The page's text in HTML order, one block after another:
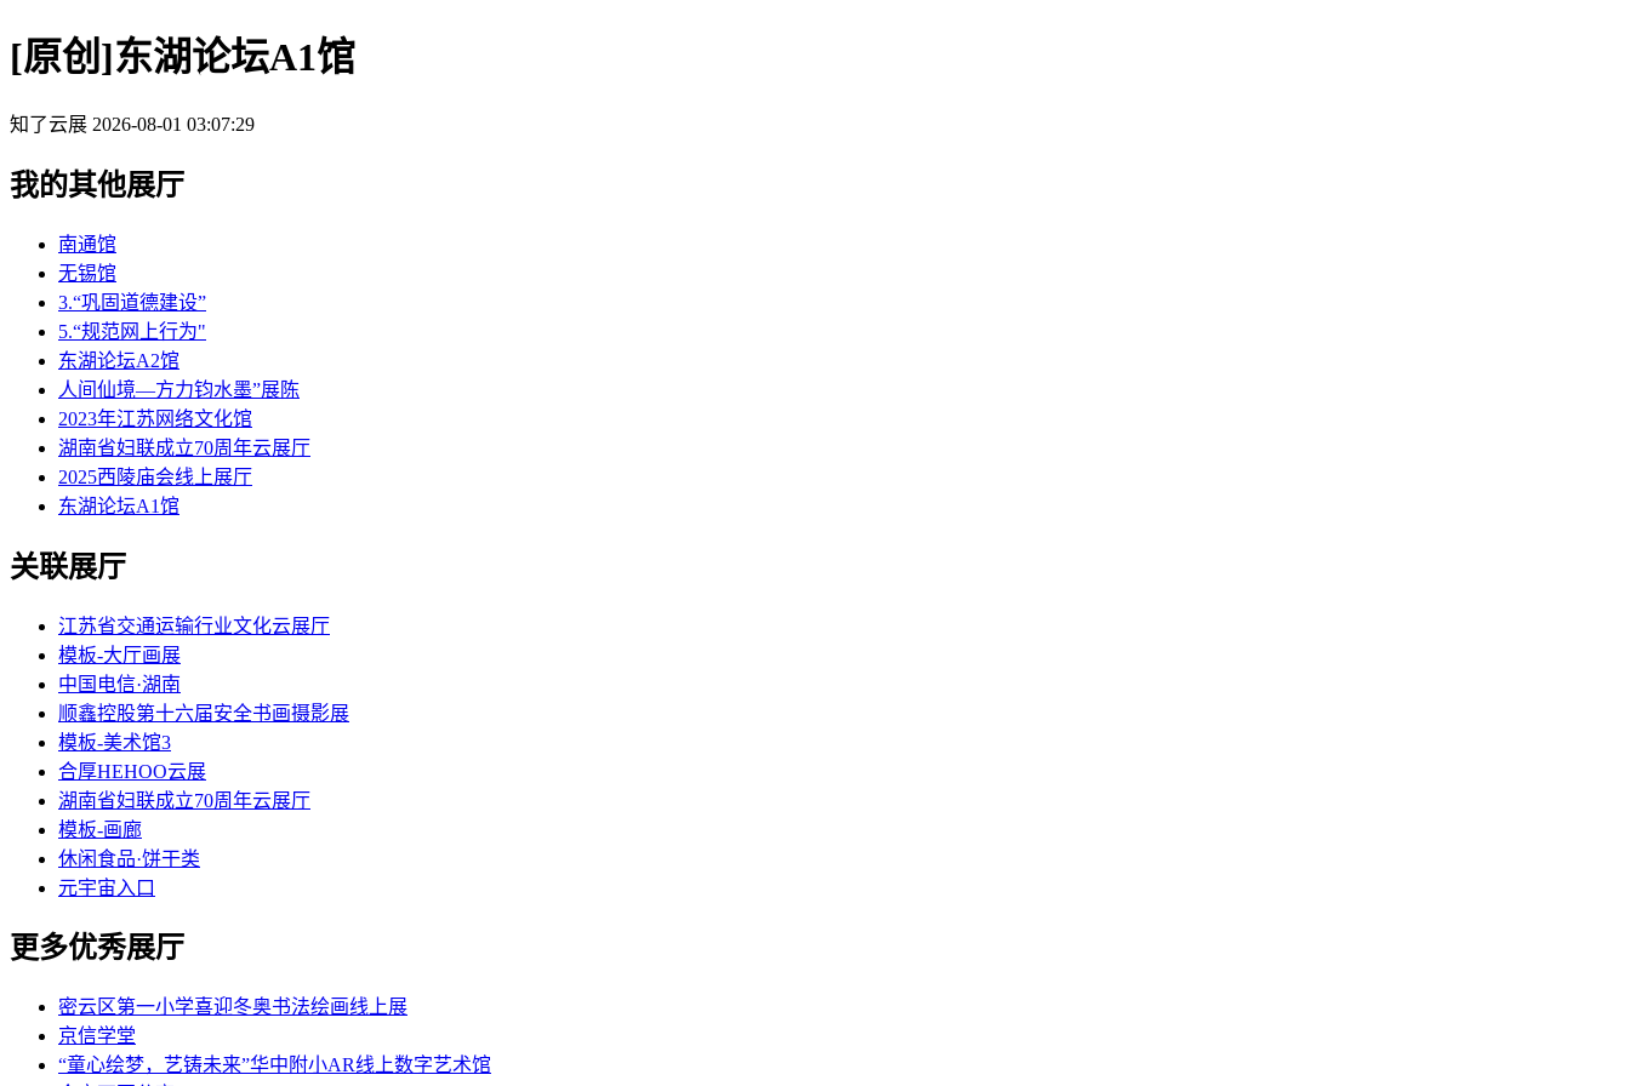
[原创]东湖论坛A1馆
知了云展 2026-08-01 03:07:29
我的其他展厅
南通馆
无锡馆
3.“巩固道德建设”
5.“规范网上行为"
东湖论坛A2馆
人间仙境—方力钧水墨”展陈
2023年江苏网络文化馆
湖南省妇联成立70周年云展厅
2025西陵庙会线上展厅
东湖论坛A1馆
关联展厅
江苏省交通运输行业文化云展厅
模板-大厅画展
中国电信·湖南
顺鑫控股第十六届安全书画摄影展
模板-美术馆3
合厚HEHOO云展
湖南省妇联成立70周年云展厅
模板-画廊
休闲食品·饼干类
元宇宙入口
更多优秀展厅
密云区第一小学喜迎冬奥书法绘画线上展
京信学堂
“童心绘梦，艺铸未来”华中附小AR线上数字艺术馆